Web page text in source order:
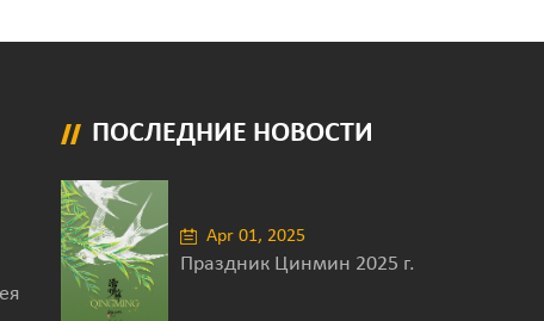
ПОСЛЕДНИЕ НОВОСТИ
Apr 01, 2025
Праздник Цинмин 2025 г.